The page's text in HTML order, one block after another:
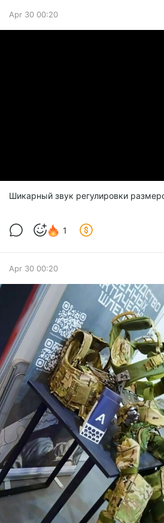
Apr 30 00:20
Шикарный звук регулировки
1
Apr 30 00:20